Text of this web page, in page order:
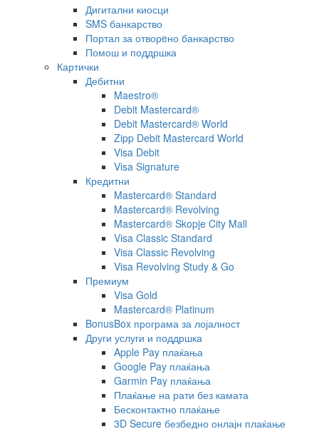
Дигитални киосци
SMS банкарство
Портал за отворeно банкарство
Помош и поддршка
Картички
Дебитни
Maestro®
Debit Mastercard®
Debit Mastercard® World
Zipp Debit Mastercard World
Visa Debit
Visa Signature
Кредитни
Mastercard® Standard
Mastercard® Revolving
Mastercard® Skopje City Mall
Visa Classic Standard
Visa Classic Revolving
Visa Revolving Study & Go
Премиум
Visa Gold
Mastercard® Platinum
BonusBox програма за лојалност
Други услуги и поддршка
Apple Pay плаќања
Google Pay плаќања
Garmin Pay плаќања
Плаќање на рати без камата
Бесконтактно плаќање
3D Secure безбедно онлајн плаќање